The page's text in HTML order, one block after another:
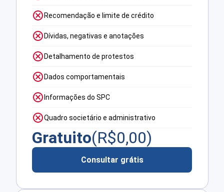
Recomendação e limite de crédito
Dívidas, negativas e anotações
Detalhamento de protestos
Dados comportamentais
Informações do SPC
Quadro societário e administrativo
Gratuito(R$0,00)
Consultar grátis